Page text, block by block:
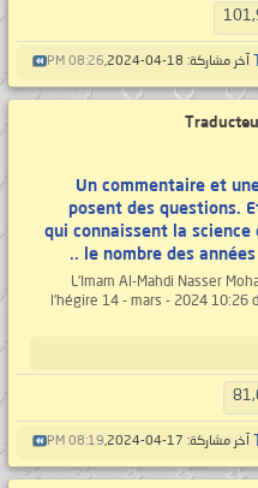
آخر مشاركة: 18-04-2024, 08:26 PM
Un commentaire et
posent des questions.
qui connaissent la
le nombre des
L'Imam Al-Mahdi Nasser
l'hégire 14 - mars - 2024 10:26
آخر مشاركة: 17-04-2024, 08:19 PM